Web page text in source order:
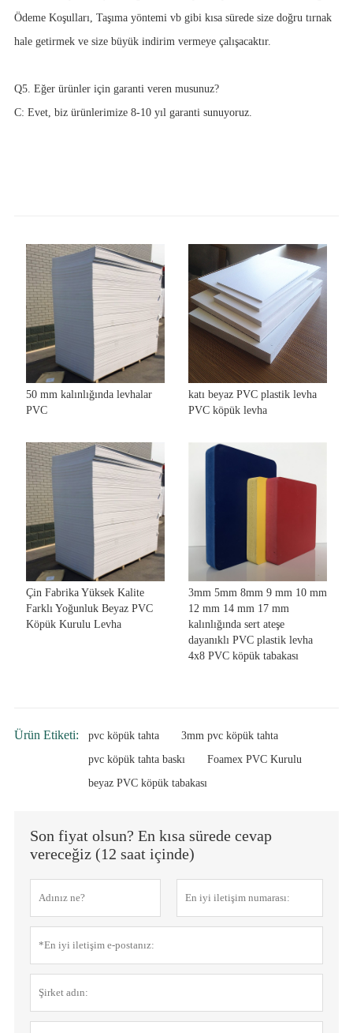
Ödeme Koşulları, Taşıma yöntemi vb gibi kısa sürede size doğru tırnak
hale getirmek ve size büyük indirim vermeye çalışacaktır.
Q5. Eğer ürünler için garanti veren musunuz?
C: Evet, biz ürünlerimize 8-10 yıl garanti sunuyoruz.
50 mm kalınlığında levhalar
PVC
katı beyaz PVC plastik levha
PVC köpük levha
Çin Fabrika Yüksek Kalite
Farklı Yoğunluk Beyaz PVC
Köpük Kurulu Levha
3mm 5mm 8mm 9 mm 10 mm
12 mm 14 mm 17 mm
kalınlığında sert ateşe
dayanıklı PVC plastik levha
4x8 PVC köpük tabakası
Ürün Etiketi: pvc köpük tahta
3mm pvc köpük tahta
pvc köpük tahta baskı
Foamex PVC Kurulu
beyaz PVC köpük tabakası
Son fiyat olsun? En kısa sürede cevap
vereceğiz (12 saat içinde)